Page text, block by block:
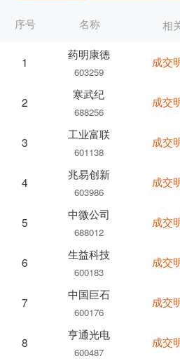
序号 名称
1
药明康德
603259
2
寒武纪
688256
3
工业富联
601138
4
兆易创新
603986
5
中微公司
688012
6
生益科技
600183
7
中国巨石
600176
8
亨通光电
600487
相
成交
成交
成交
成交
成交
成交
成交
成交